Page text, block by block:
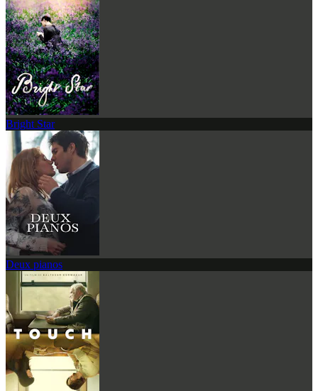
Bright Star
Deux pianos